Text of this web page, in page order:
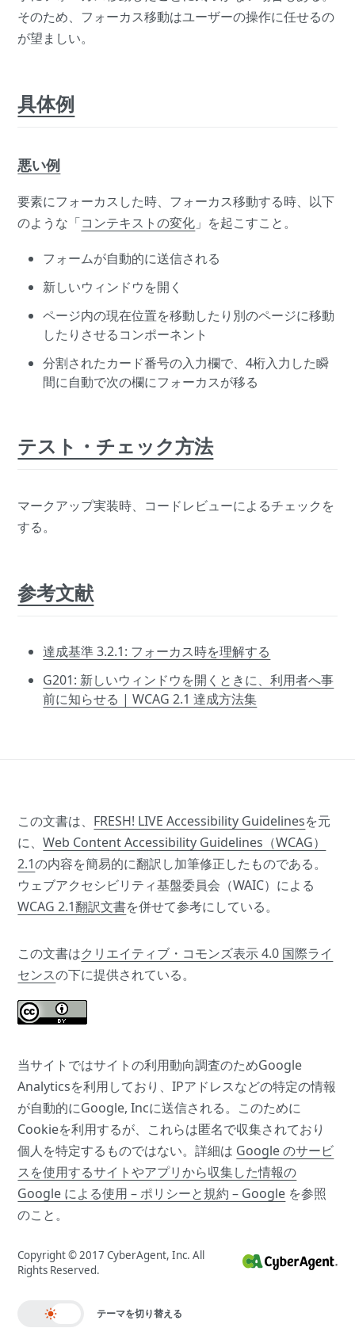
そのため、フォーカス移動はユーザーの操作に任せるの
が望ましい。
具体例
悪い例
要素にフォーカスした時、フォーカス移動する時、以下
のような「コンテキストの変化 」を起こすこと。
フォームが自動的に送信される
新しいウィンドウを開く
ページ内の現在位置を移動したり別のページに移動
したりさせるコンポーネント
分割されたカード番号の入力欄で、4桁入力した瞬
間に自動で次の欄にフォーカスが移る
テスト・チェック方法
マークアップ実装時、コードレビューによるチェックを
する。
参考文献
達成基準 3.2.1: フォーカス時を理解する
G201: 新しいウィンドウを開くときに、利用者へ事
前に知らせる | WCAG 2.1 達成方法集
この文書は、 FRESH! LIVE Accessibility Guidelinesを元
に、Web Content Accessibility Guidelines（WCAG）
2.1の内容を簡易的に翻訳し加筆修正したものである。
ウェブアクセシビリティ基盤委員会（WAIC）による
WCAG 2.1翻訳文書を併せて参考にしている。
この文書はクリエイティブ・コモンズ表示 4.0 国際ライ
センスの下に提供されている。
当サイトではサイトの利用動向調査のためGoogle
Analyticsを利用しており、IPアドレスなどの特定の情報
が自動的にGoogle, Incに送信される。このために
Cookieを利用するが、これらは匿名で収集されており
個人を特定するものではない。詳細は Google のサービ
スを使用するサイトやアプリから収集した情報の
Google による使用 – ポリシーと規約 – Google を参照
のこと。
Copyright © 2017 CyberAgent, Inc. All
Rights Reserved.
テーマを切り替える